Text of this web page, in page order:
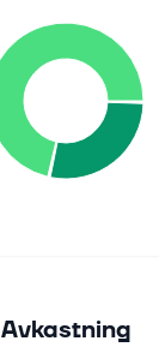
Avkastning